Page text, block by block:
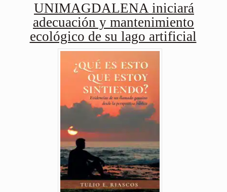
UNIMAGDALENA iniciará
adecuación y mantenimiento
ecológico de su lago artificial